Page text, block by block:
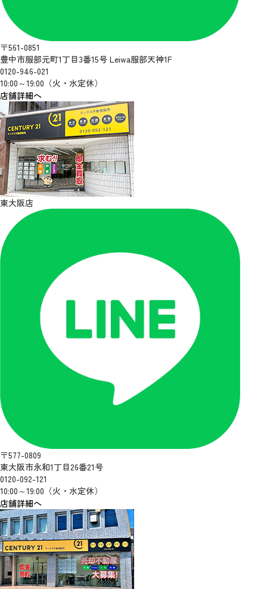
〒561-0851
豊中市服部元町1丁目3番15号 Leiwa服部天神1F
0120-946-021
10:00～19:00（火・水定休）
店舗詳細へ
東大阪店
〒577-0809
東大阪市永和1丁目26番21号
0120-092-121
10:00～19:00（火・水定休）
店舗詳細へ